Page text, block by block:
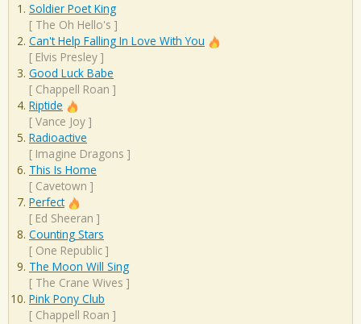
Soldier Poet King
[ The Oh Hello's ]
Can't Help Falling In Love With You
[ Elvis Presley ]
Good Luck Babe
[ Chappell Roan ]
Riptide
[ Vance Joy ]
Radioactive
[ Imagine Dragons ]
This Is Home
[ Cavetown ]
Perfect
[ Ed Sheeran ]
Counting Stars
[ One Republic ]
The Moon Will Sing
[ The Crane Wives ]
Pink Pony Club
[ Chappell Roan ]